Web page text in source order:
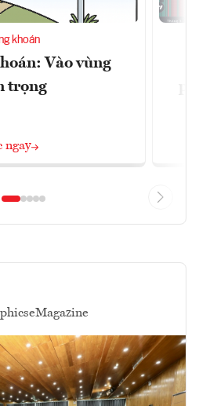
khoán
Vào vùng
trọng
ngay
eMagazine